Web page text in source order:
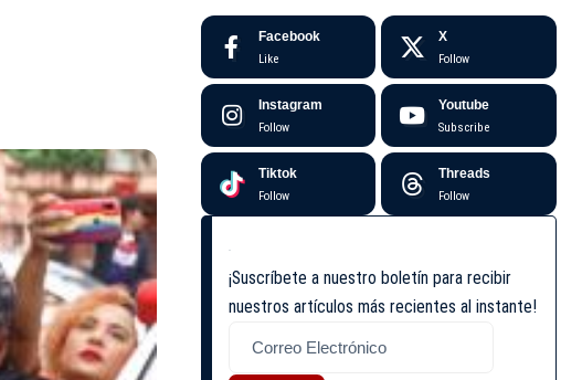
Facebook
Like
X
Follow
Instagram
Follow
Youtube
Subscribe
Tiktok
Follow
Threads
Follow
¡Suscríbete a nuestro boletín para recibir
nuestros artículos más recientes al instante!